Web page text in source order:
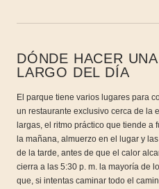
DÓNDE HACER
LARGO DEL DÍA
El parque tiene varios lugares para
un restaurante exclusivo cerca de la
largas, el ritmo práctico que tiende
la mañana, almuerzo en el lugar y
de la tarde, antes de que el calor
cierra a las 5:30 p. m. la mayoría de
que, si intentas caminar todo el